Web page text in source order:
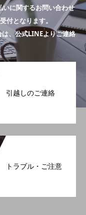
に関するお問い合わせ
付となります。
、公式LINEよりご連絡
引越しのご連絡
トラブル・ご注意